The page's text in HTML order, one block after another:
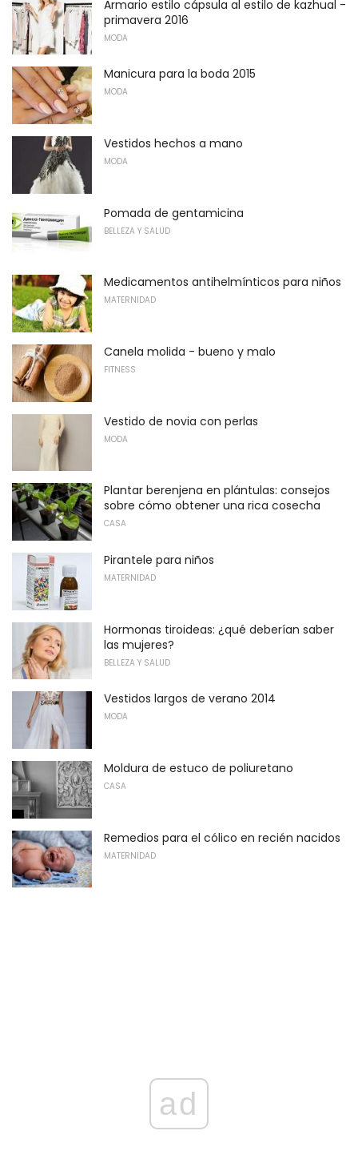
Armario estilo cápsula al estilo de kazhual -
primavera 2016
MODA
Manicura para la boda 2015
MODA
Vestidos hechos a mano
MODA
Pomada de gentamicina
BELLEZA Y SALUD
Medicamentos antihelmínticos para niños
MATERNIDAD
Canela molida - bueno y malo
FITNESS
Vestido de novia con perlas
MODA
Plantar berenjena en plántulas: consejos
sobre cómo obtener una rica cosecha
CASA
Pirantele para niños
MATERNIDAD
Hormonas tiroideas: ¿qué deberían saber
las mujeres?
BELLEZA Y SALUD
Vestidos largos de verano 2014
MODA
Moldura de estuco de poliuretano
CASA
Remedios para el cólico en recién nacidos
MATERNIDAD
ad